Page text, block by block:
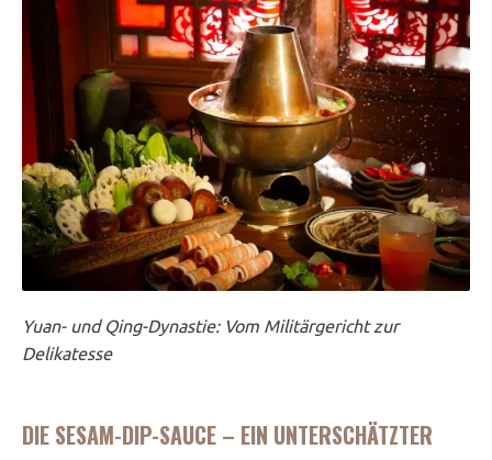
Yuan- und Qing-Dynastie: Vom Militärgericht zur
Delikatesse
DIE SESAM-DIP-SAUCE – EIN UNTERSCHÄTZTER